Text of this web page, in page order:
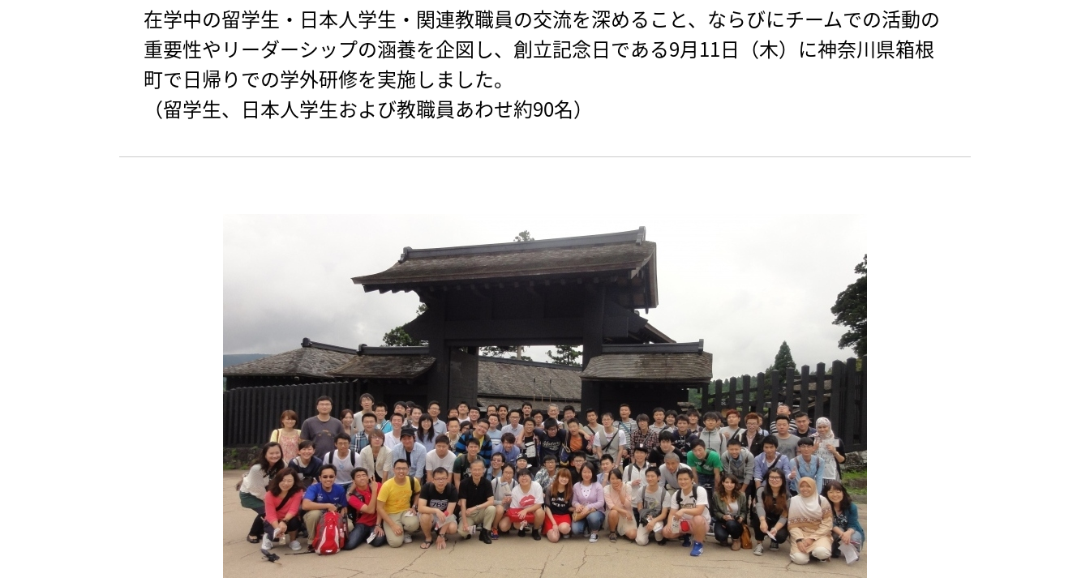
在学中の留学生・日本人学生・関連教職員の交流を深めること、ならびにチームでの活動の
重要性やリーダーシップの涵養を企図し、創立記念日である9月11日（木）に神奈川県箱根
町で日帰りでの学外研修を実施しました。
（留学生、日本人学生および教職員あわせ約90名）